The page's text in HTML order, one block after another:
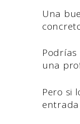
Una
una
Pero si